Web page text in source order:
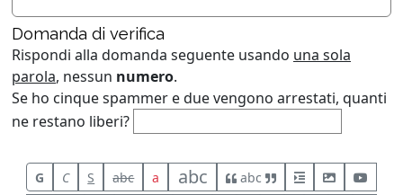
Domanda di verifica
Rispondi alla domanda seguente usando una sola
parola, nessun numero.
Se ho cinque spammer e due vengono arrestati, quanti
ne restano liberi?
G C S abc a abc
abc